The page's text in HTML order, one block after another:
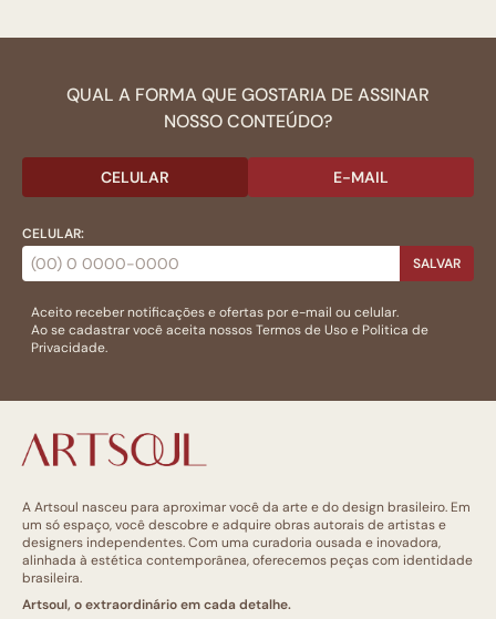
QUAL A FORMA QUE GOSTARIA DE ASSINAR
NOSSO CONTEÚDO?
CELULAR E-MAIL
CELULAR:
SALVAR
Aceito receber notificações e ofertas por e-mail ou celular.
Ao se cadastrar você aceita nossosTermos de Usoe Politica de
Privacidade.
A Artsoul nasceu para aproximar você da arte e do design brasileiro. Em
um só espaço, você descobre e adquire obras autorais de artistas e
designers independentes. Com uma curadoria ousada e inovadora,
alinhada à estética contemporânea, oferecemos peças com identidade
brasileira.
Artsoul, o extraordinário em cada detalhe.